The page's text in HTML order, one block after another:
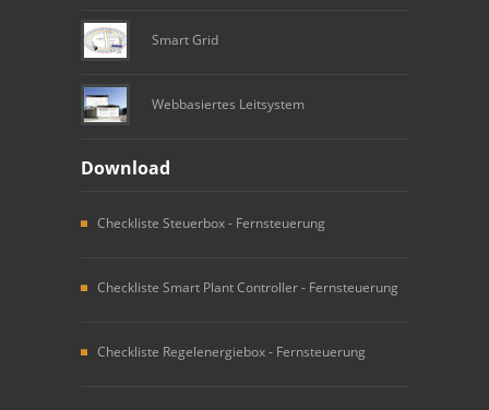
Smart Grid
Webbasiertes Leitsystem
Download
Checkliste Steuerbox - Fernsteuerung
Checkliste Smart Plant Controller - Fernsteuerung
Checkliste Regelenergiebox - Fernsteuerung